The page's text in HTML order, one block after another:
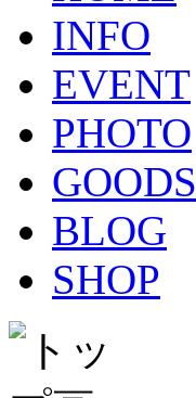
INFO
EVENT
PHOTO
GOODS
BLOG
SHOP